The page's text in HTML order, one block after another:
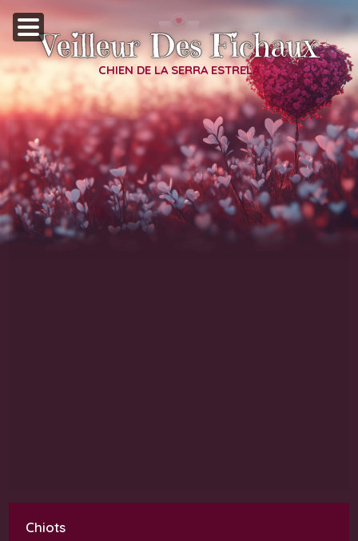
Veilleur Des Fichaux
CHIEN DE LA SERRA ESTRELA
Chiots